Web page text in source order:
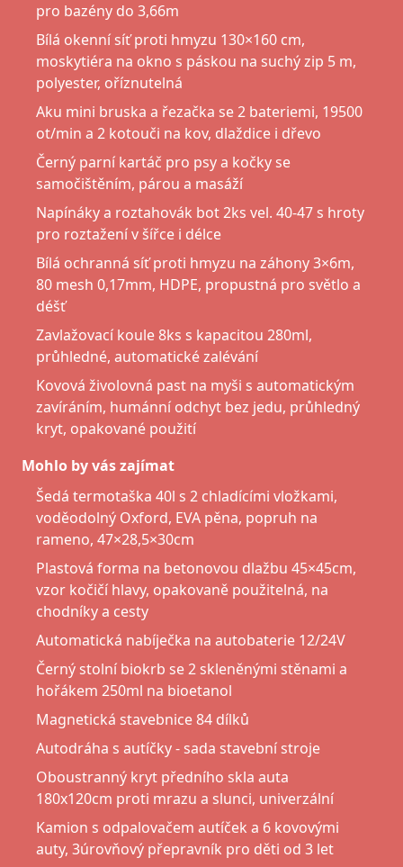
pro bazény do 3,66m
Bílá okenní síť proti hmyzu 130×160 cm,
moskytiéra na okno s páskou na suchý zip 5 m,
polyester, oříznutelná
Aku mini bruska a řezačka se 2 bateriemi, 19500
ot/min a 2 kotouči na kov, dlaždice i dřevo
Černý parní kartáč pro psy a kočky se
samočištěním, párou a masáží
Napínáky a roztahovák bot 2ks vel. 40-47 s hroty
pro roztažení v šířce i délce
Bílá ochranná síť proti hmyzu na záhony 3×6m,
80 mesh 0,17mm, HDPE, propustná pro světlo a
déšť
Zavlažovací koule 8ks s kapacitou 280ml,
průhledné, automatické zalévání
Kovová živolovná past na myši s automatickým
zavíráním, humánní odchyt bez jedu, průhledný
kryt, opakované použití
Mohlo by vás zajímat
Šedá termotaška 40l s 2 chladícími vložkami,
voděodolný Oxford, EVA pěna, popruh na
rameno, 47×28,5×30cm
Plastová forma na betonovou dlažbu 45×45cm,
vzor kočičí hlavy, opakovaně použitelná, na
chodníky a cesty
Automatická nabíječka na autobaterie 12/24V
Černý stolní biokrb se 2 skleněnými stěnami a
hořákem 250ml na bioetanol
Magnetická stavebnice 84 dílků
Autodráha s autíčky - sada stavební stroje
Oboustranný kryt předního skla auta
180x120cm proti mrazu a slunci, univerzální
Kamion s odpalovačem autíček a 6 kovovými
auty, 3úrovňový přepravník pro děti od 3 let